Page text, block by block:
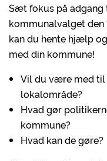
Sæt fokus på adgang
kommunalvalget den
kan du hente hjælp
med din kommune!
Vil du være med til
lokalområde?
Hvad gør
kommune?
Hvad kan de gøre?